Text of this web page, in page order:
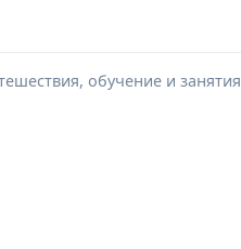
обучение и занятия